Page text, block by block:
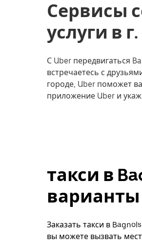
Сервисы
услуги в
С Uber передвигаться
встречаетесь с
городе, Uber поможет
приложение Uber и
такси в
варианты
Заказать такси в
вы можете вызвать